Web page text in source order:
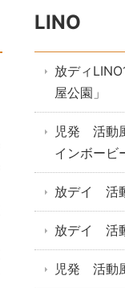
LINO
放ディ
屋公園」
児発 活動
インボービ
放デイ 活
放デイ 活
児発 活動